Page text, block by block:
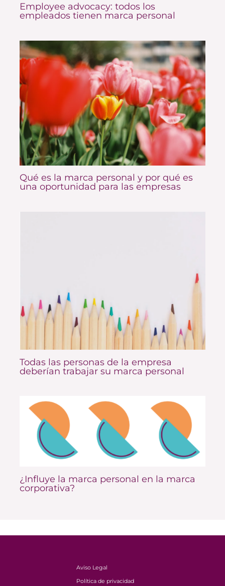
Employee advocacy: todos los
empleados tienen marca personal
Qué es la marca personal y por qué es
una oportunidad para las empresas
Todas las personas de la empresa
deberían trabajar su marca personal
¿Influye la marca personal en la marca
corporativa?
Aviso Legal
Política de privacidad